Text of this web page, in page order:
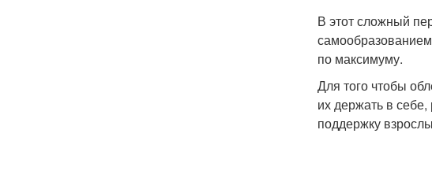
В этот сложный
по максимуму.
Для того чтобы
их держать в
поддержку